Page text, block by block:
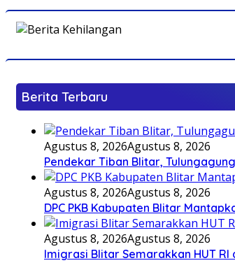
Berita Terbaru
Agustus 8, 2026Agustus 8, 2026
Pendekar Tiban Blitar,
Agustus 8, 2026Agustus 8, 2026
DPC PKB Kabupaten Blitar
Agustus 8, 2026Agustus 8, 2026
Imigrasi Blitar Semarakkan HUT